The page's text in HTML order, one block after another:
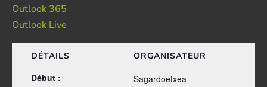
Outlook 365
Outlook Live
DÉTAILS
Début :
ORGANISATEUR
Sagardoetxea